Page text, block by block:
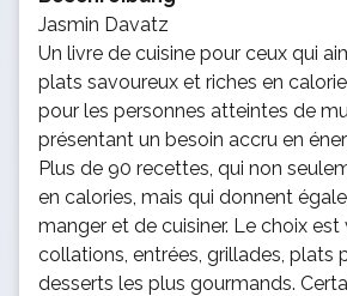
Jasmin Davatz
Un livre de cuisine pour ceux qui
plats savoureux et riches en
pour les personnes atteintes de
présentant un besoin accru en
Plus de 90 recettes, qui non
en calories, mais qui donnent
manger et de cuisiner. Le choix est
collations, entrées, grillades, plats
desserts les plus gourmands.